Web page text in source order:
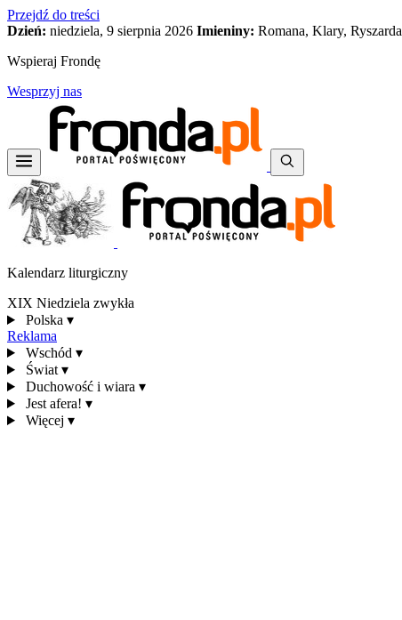
Przejdź do treści
Dzień: niedziela, 9 sierpnia 2026 Imieniny: Romana, Klary, Ryszarda
Wspieraj Frondę
Wesprzyj nas
Kalendarz liturgiczny
XIX Niedziela zwykła
Polska ▾
Reklama
Wschód ▾
Świat ▾
Duchowość i wiara ▾
Jest afera! ▾
Więcej ▾